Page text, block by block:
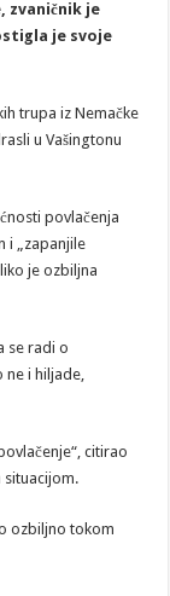
zvaničnik je
je svoje
trupa iz Nemačke
u Vašingtonu
povlačenja
i „zapanjile
je ozbiljna
se radi o
ne i hiljade,
citirao
situacijom.
ozbiljno tokom